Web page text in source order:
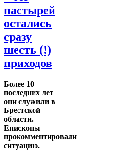
пастырей
остались
сразу
шесть (!)
приходов
Более 10
последних лет
они служили в
Брестской
области.
Епископы
прокомментировали
ситуацию.